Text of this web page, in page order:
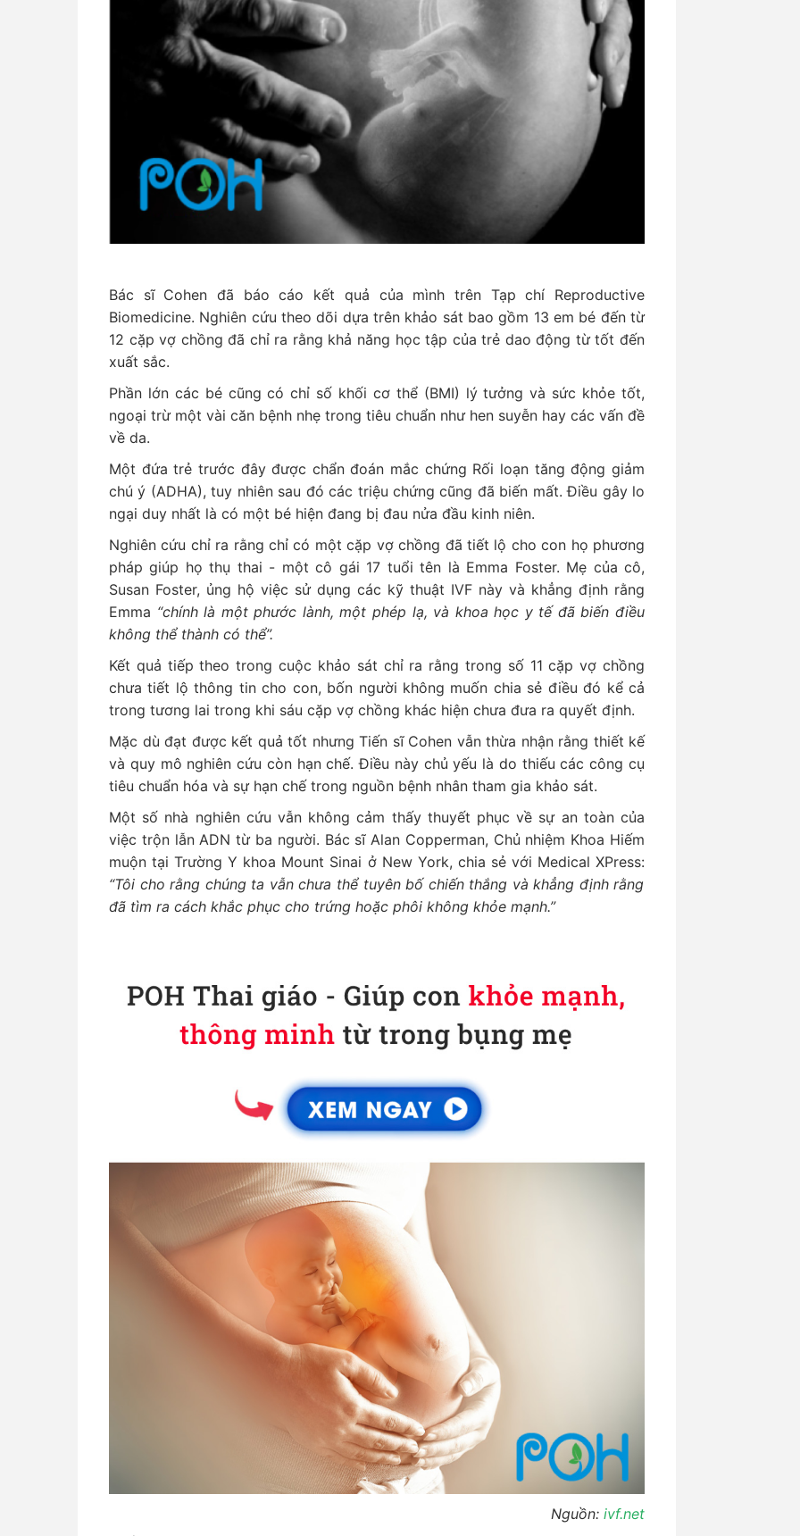
Bác sĩ Cohen đã báo cáo kết quả của mình trên Tạp chí Reproductive
Biomedicine. Nghiên cứu theo dõi dựa trên khảo sát bao gồm 13 em bé đến từ
12 cặp vợ chồng đã chỉ ra rằng khả năng học tập của trẻ dao động từ tốt đến
xuất sắc.
Phần lớn các bé cũng có chỉ số khối cơ thể (BMI) lý tưởng và sức khỏe tốt,
ngoại trừ một vài căn bệnh nhẹ trong tiêu chuẩn như hen suyễn hay các vấn đề
về da.
Một đứa trẻ trước đây được chẩn đoán mắc chứng Rối loạn tăng động giảm
chú ý (ADHA), tuy nhiên sau đó các triệu chứng cũng đã biến mất. Điều gây lo
ngại duy nhất là có một bé hiện đang bị đau nửa đầu kinh niên.
Nghiên cứu chỉ ra rằng chỉ có một cặp vợ chồng đã tiết lộ cho con họ phương
pháp giúp họ thụ thai - một cô gái 17 tuổi tên là Emma Foster. Mẹ của cô,
Susan Foster, ủng hộ việc sử dụng các kỹ thuật IVF này và khẳng định rằng
Emma “chính là một phước lành, một phép lạ, và khoa học y tế đã biến điều
không thể thành có thể”.
Kết quả tiếp theo trong cuộc khảo sát chỉ ra rằng trong số 11 cặp vợ chồng
chưa tiết lộ thông tin cho con, bốn người không muốn chia sẻ điều đó kể cả
trong tương lai trong khi sáu cặp vợ chồng khác hiện chưa đưa ra quyết định.
Mặc dù đạt được kết quả tốt nhưng Tiến sĩ Cohen vẫn thừa nhận rằng thiết kế
và quy mô nghiên cứu còn hạn chế. Điều này chủ yếu là do thiếu các công cụ
tiêu chuẩn hóa và sự hạn chế trong nguồn bệnh nhân tham gia khảo sát.
Một số nhà nghiên cứu vẫn không cảm thấy thuyết phục về sự an toàn của
việc trộn lẫn ADN từ ba người. Bác sĩ Alan Copperman, Chủ nhiệm Khoa Hiếm
muộn tại Trường Y khoa Mount Sinai ở New York, chia sẻ với Medical XPress:
“Tôi cho rằng chúng ta vẫn chưa thể tuyên bố chiến thắng và khẳng định rằng
đã tìm ra cách khắc phục cho trứng hoặc phôi không khỏe mạnh.”
Nguồn: ivf.net